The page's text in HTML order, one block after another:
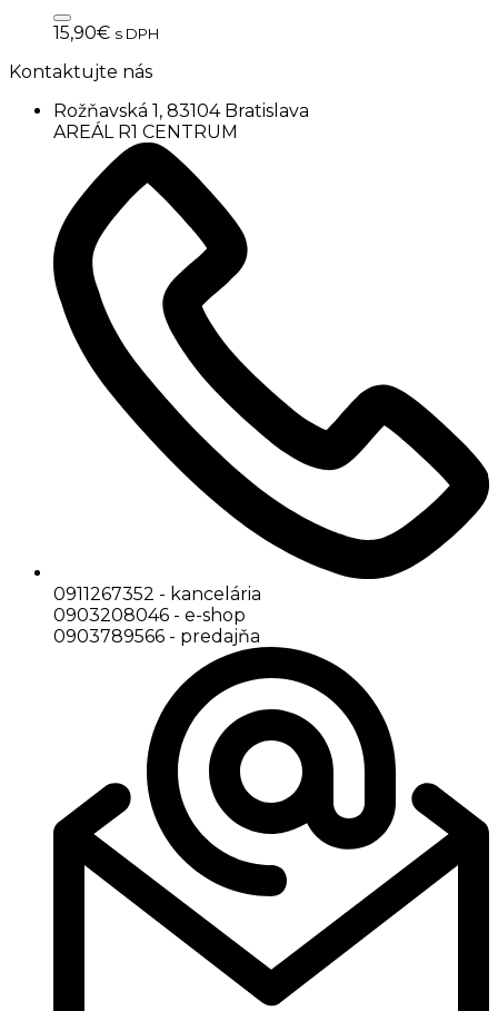
15,90€ s DPH
Kontaktujte nás
Rožňavská 1, 83104 Bratislava
AREÁL R1 CENTRUM
0911267352 - kancelária
0903208046 - e-shop
0903789566 - predajňa